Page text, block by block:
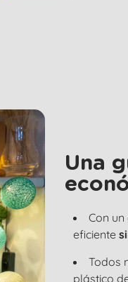
Una
Con
eficiente
Todos
plástico